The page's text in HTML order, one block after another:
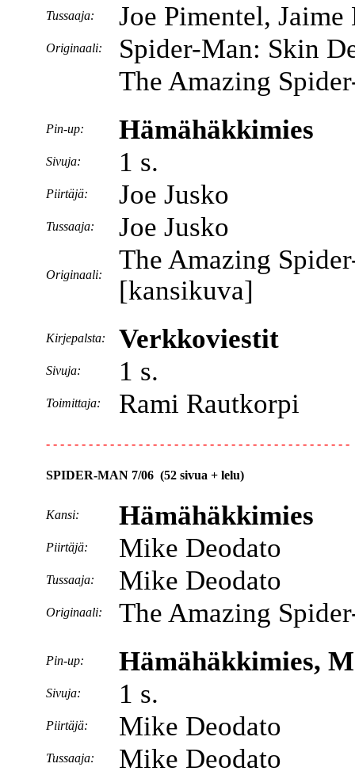
Tussaaja: Joe Pimentel, Jaime
Originaali:
Spider-Man: Skin
The Amazing
Pin-up: Hämähäkkimies
Sivuja: 1 s.
Piirtäjä: Joe Jusko
Tussaaja: Joe Jusko
Originaali:
The Amazing
[kansikuva]
Kirjepalsta: Verkkoviestit
Sivuja: 1 s.
Toimittaja: Rami Rautkorpi
- - - - - - - - - - - - - - - - - - - - - - - - - - - - - - - - - - - - - - - - - - -
SPIDER-MAN 7/06 (52 sivua + lelu)
Kansi: Hämähäkkimies
Piirtäjä: Mike Deodato
Tussaaja: Mike Deodato
Originaali: The Amazing
Pin-up: Hämähäkkimies,
Sivuja: 1 s.
Piirtäjä: Mike Deodato
Tussaaja: Mike Deodato